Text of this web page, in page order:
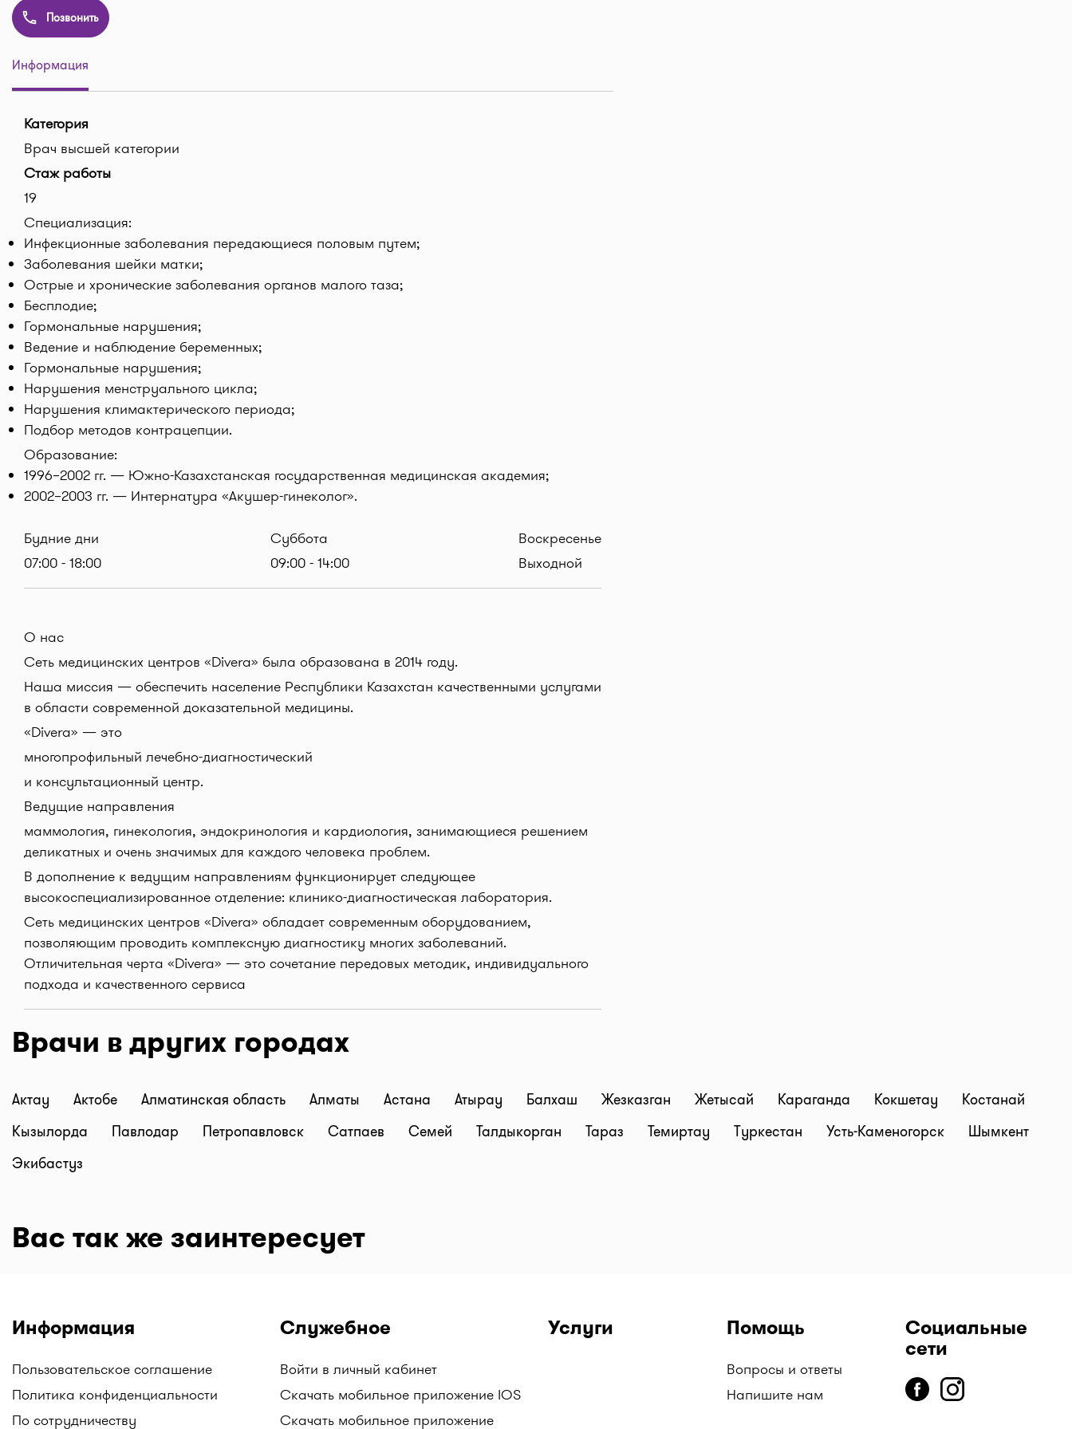
Позвонить
Информация
Категория
Врач высшей категории
Стаж работы
19
Специализация:
Инфекционные заболевания передающиеся половым путем;
Заболевания шейки матки;
Острые и хронические заболевания органов малого таза;
Бесплодие;
Гормональные нарушения;
Ведение и наблюдение беременных;
Гормональные нарушения;
Нарушения менструального цикла;
Нарушения климактерического периода;
Подбор методов контрацепции.
Образование:
1996–2002 гг. — Южно-Казахстанская государственная медицинская академия;
2002–2003 гг. — Интернатура «Акушер-гинеколог».
Будние дни
07:00 - 18:00
Суббота
09:00 - 14:00
Воскресенье
Выходной
О нас
Сеть медицинских центров «Divera» была образована в 2014 году.
Наша миссия — обеспечить население Республики Казахстан качественными услугами
в области современной доказательной медицины.
«Divera» — это
многопрофильный лечебно-диагностический
и консультационный центр.
Ведущие направления
маммология, гинекология, эндокринология и кардиология, занимающиеся решением
деликатных и очень значимых для каждого человека проблем.
В дополнение к ведущим направлениям функционирует следующее
высокоспециализированное отделение: клинико-диагностическая лаборатория.
Сеть медицинских центров «Divera» обладает современным оборудованием,
позволяющим проводить комплексную диагностику многих заболеваний.
Отличительная черта «Divera» — это сочетание передовых методик, индивидуального
подхода и качественного сервиса
Врачи в других городах
Актау Актобе Алматинская область Алматы Астана Атырау Балхаш Жезказган Жетысай Караганда Кокшетау
Костанай
Кызылорда
Павлодар Петропавловск Сатпаев Семей Талдыкорган Тараз Темиртау Туркестан Усть-Каменогорск
Шымкент
Экибастуз
Вас так же заинтересует
Информация
Пользовательское соглашение
Политика конфиденциальности
По сотрудничеству
Служебное
Войти в личный кабинет
Скачать мобильное приложение IOS
Скачать мобильное приложение
Услуги Помощь
Вопросы и ответы
Напишите нам
Социальные
сети